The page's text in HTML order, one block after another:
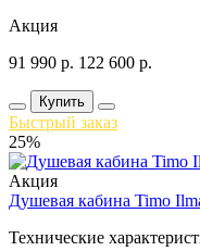
Акция
91 990 р. 122 600 р.
Купить
Быстрый заказ
25%
Акция
Душевая кабина Timo
Технические